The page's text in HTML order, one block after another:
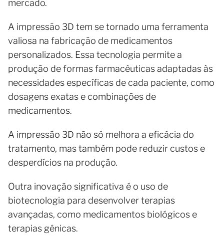
mercado.
A impressão 3D tem se tornado uma ferramenta
valiosa na fabricação de medicamentos
personalizados. Essa tecnologia permite a
produção de formas farmacêuticas adaptadas às
necessidades específicas de cada paciente, como
dosagens exatas e combinações de
medicamentos.
A impressão 3D não só melhora a eficácia do
tratamento, mas também pode reduzir custos e
desperdícios na produção.
Outra inovação significativa é o uso de
biotecnologia para desenvolver terapias
avançadas, como medicamentos biológicos e
terapias gênicas.